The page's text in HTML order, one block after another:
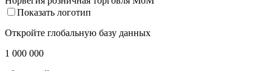
Показать логотип
Откройте глобальную базу данных
1 000 000